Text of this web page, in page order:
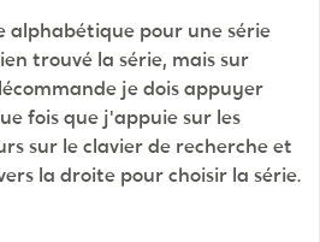
alphabétique pour une série
trouvé la série, mais sur
je dois appuyer
fois que j'appuie sur les
sur le clavier de recherche et
la droite pour choisir la série.